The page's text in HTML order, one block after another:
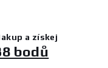
a získej
bodů